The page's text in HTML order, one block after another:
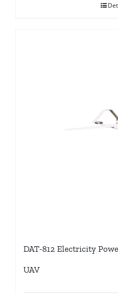
DAT-812 Electricity
UAV